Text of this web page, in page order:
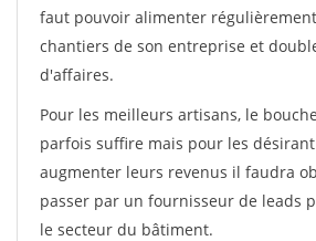
faut pouvoir alimenter
chantiers de son entreprise et
d'affaires.
Pour les meilleurs artisans, le
parfois suffire mais pour les
augmenter leurs revenus il faudra
passer par un fournisseur de leads
le secteur du bâtiment.